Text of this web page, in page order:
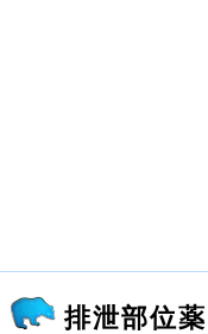
排泄部位薬